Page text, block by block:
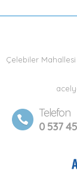
Çelebiler
Telefon
0 537